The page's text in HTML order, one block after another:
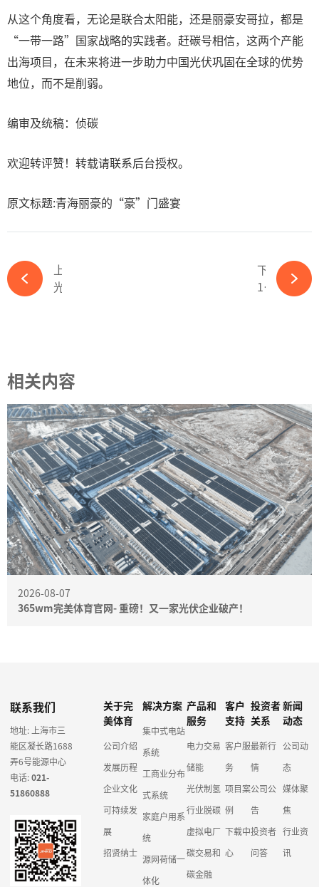
从这个角度看，无论是联合太阳能，还是丽豪安哥拉，都是
“一带一路”国家战略的实践者。赶碳号相信，这两个产能
出海项目，在未来将进一步助力中国光伏巩固在全球的优势
地位，而不是削弱。
编审及统稿：侦碳
欢迎转评赞！转载请联系后台授权。
原文标题:青海丽豪的“豪”门盛宴
下一篇
100余光伏组件厂商产能统计：百厂“厮杀”，总产能超1200GW-365wm完美体育官网
相关内容
2026-08-07
365wm完美体育官网- 重磅！又一家光伏企业破产！
联系我们
地址: 上海市三
能区凝长路1688
弄6号能源中心
电话:021-
51860888
关于完
美体育
公司介绍
发展历程
企业文化
可持续发
展
招贤纳士
解决方案
集中式电站
系统
工商业分布
式系统
家庭户用系
统
源网荷储一
体化
产品和
服务
电力交易
储能
光伏制氢
行业脱碳
虚拟电厂
碳交易和
碳金融
客户
支持
客户服
务
项目案
例
下载中
心
投资者
关系
最新行
情
公司公
告
投资者
问答
新闻
动态
公司动
态
媒体聚
焦
行业资
讯